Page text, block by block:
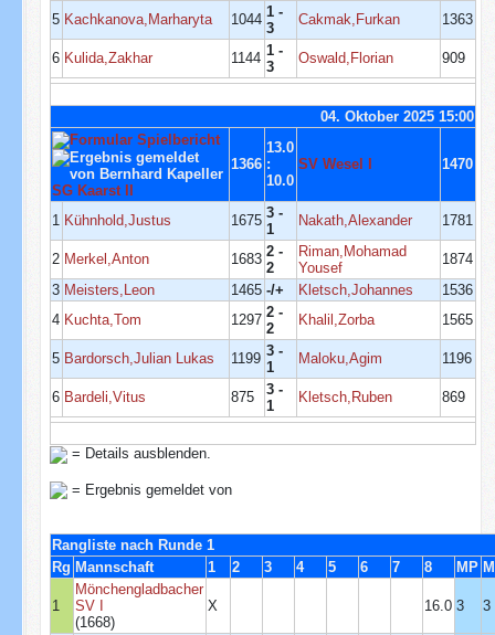
5 Kachkanova,Marharyta 1044 1 -
3
Cakmak,Furkan 1363
6 Kulida,Zakhar 1144 1 -
3
Oswald,Florian 909
04. Oktober 2025 15:00
SG Kaarst II
1366
13.0
:
10.0
SV Wesel I 1470
1 Kühnhold,Justus 1675 3 -
1
Nakath,Alexander 1781
2 Merkel,Anton 1683 2 -
2
Riman,Mohamad
Yousef
1874
3 Meisters,Leon 1465 -/+ Kletsch,Johannes
1536
4 Kuchta,Tom 1297 2 -
2
Khalil,Zorba 1565
5 Bardorsch,Julian Lukas 1199 3 -
1
Maloku,Agim 1196
6 Bardeli,Vitus 875
3 -
1
Kletsch,Ruben 869
= Details ausblenden.
= Ergebnis gemeldet von
Rangliste nach Runde 1
Rg Mannschaft 1 2 3 4 5 6 7 8 MP
1
Mönchengladbacher
SV I
(1668)
X 16.0 3 3